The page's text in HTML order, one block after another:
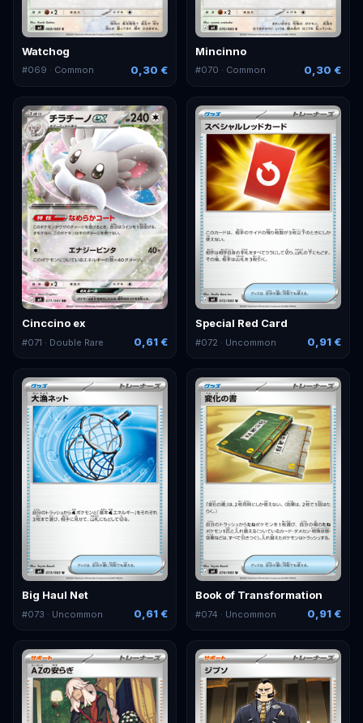
Watchog
#069 · Common 0,30 €
Mincinno
#070 · Common 0,30 €
Cinccino ex
#071 · Double Rare 0,61 €
Special Red Card
#072 · Uncommon 0,91 €
Big Haul Net
#073 · Uncommon 0,61 €
Book of Transformation
#074 · Uncommon 0,91 €